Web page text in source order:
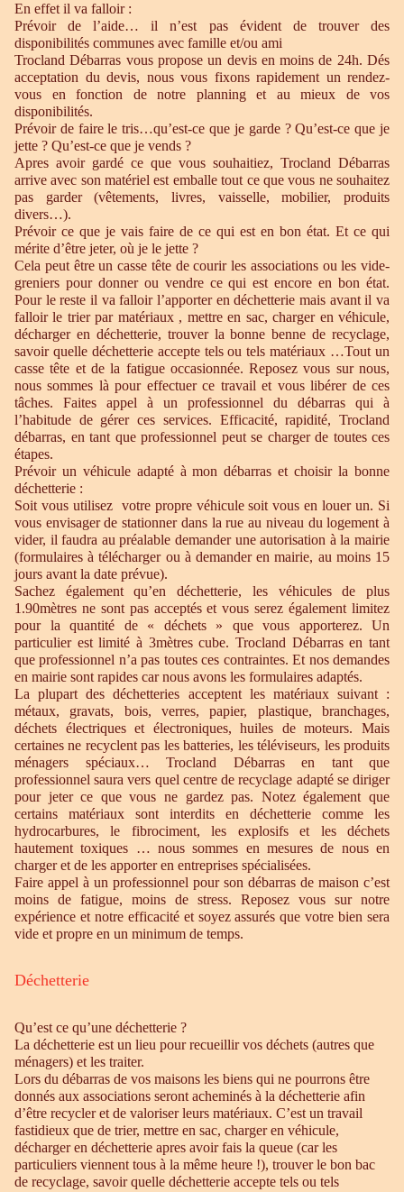
En effet il va falloir :
Prévoir de l’aide… il n’est pas évident de trouver des
disponibilités communes avec famille et/ou ami
Trocland Débarras vous propose un devis en moins de 24h. Dés
acceptation du devis, nous vous fixons rapidement un rendez-
vous en fonction de notre planning et au mieux de vos
disponibilités.
Prévoir de faire le tris…qu’est-ce que je garde ? Qu’est-ce que je
jette ? Qu’est-ce que je vends ?
Apres avoir gardé ce que vous souhaitiez, Trocland Débarras
arrive avec son matériel est emballe tout ce que vous ne souhaitez
pas garder (vêtements, livres, vaisselle, mobilier, produits
divers…).
Prévoir ce que je vais faire de ce qui est en bon état. Et ce qui
mérite d’être jeter, où je le jette ?
Cela peut être un casse tête de courir les associations ou les vide-
greniers pour donner ou vendre ce qui est encore en bon état.
Pour le reste il va falloir l’apporter en déchetterie mais avant il va
falloir le trier par matériaux , mettre en sac, charger en véhicule,
décharger en déchetterie, trouver la bonne benne de recyclage,
savoir quelle déchetterie accepte tels ou tels matériaux …Tout un
casse tête et de la fatigue occasionnée. Reposez vous sur nous,
nous sommes là pour effectuer ce travail et vous libérer de ces
tâches. Faites appel à un professionnel du débarras qui à
l’habitude de gérer ces services. Efficacité, rapidité, Trocland
débarras, en tant que professionnel peut se charger de toutes ces
étapes.
Prévoir un véhicule adapté à mon débarras et choisir la bonne
déchetterie :
Soit vous utilisez votre propre véhicule soit vous en louer un. Si
vous envisager de stationner dans la rue au niveau du logement à
vider, il faudra au préalable demander une autorisation à la mairie
(formulaires à télécharger ou à demander en mairie, au moins 15
jours avant la date prévue).
Sachez également qu’en déchetterie, les véhicules de plus
1.90mètres ne sont pas acceptés et vous serez également limitez
pour la quantité de « déchets » que vous apporterez. Un
particulier est limité à 3mètres cube. Trocland Débarras en tant
que professionnel n’a pas toutes ces contraintes. Et nos demandes
en mairie sont rapides car nous avons les formulaires adaptés.
La plupart des déchetteries acceptent les matériaux suivant :
métaux, gravats, bois, verres, papier, plastique, branchages,
déchets électriques et électroniques, huiles de moteurs. Mais
certaines ne recyclent pas les batteries, les téléviseurs, les produits
ménagers spéciaux… Trocland Débarras en tant que
professionnel saura vers quel centre de recyclage adapté se diriger
pour jeter ce que vous ne gardez pas. Notez également que
certains matériaux sont interdits en déchetterie comme les
hydrocarbures, le fibrociment, les explosifs et les déchets
hautement toxiques … nous sommes en mesures de nous en
charger et de les apporter en entreprises spécialisées.
Faire appel à un professionnel pour son débarras de maison c’est
moins de fatigue, moins de stress. Reposez vous sur notre
expérience et notre efficacité et soyez assurés que votre bien sera
vide et propre en un minimum de temps.
Déchetterie
Qu’est ce qu’une déchetterie ?
La déchetterie est un lieu pour recueillir vos déchets (autres que
ménagers) et les traiter.
Lors du débarras de vos maisons les biens qui ne pourrons être
donnés aux associations seront acheminés à la déchetterie afin
d’être recycler et de valoriser leurs matériaux. C’est un travail
fastidieux que de trier, mettre en sac, charger en véhicule,
décharger en déchetterie apres avoir fais la queue (car les
particuliers viennent tous à la même heure !), trouver le bon bac
de recyclage, savoir quelle déchetterie accepte tels ou tels